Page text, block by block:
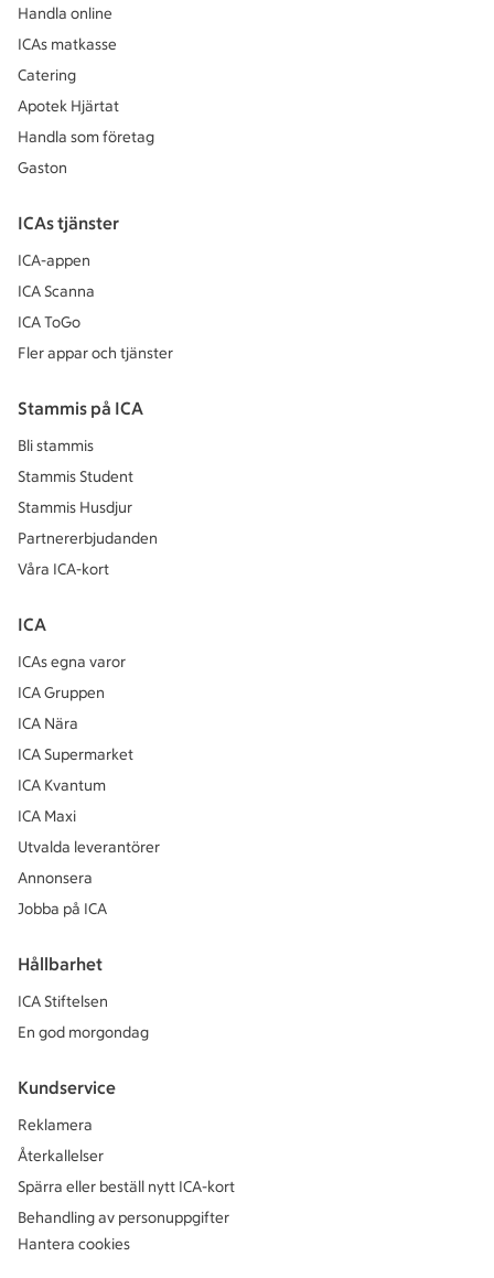
Handla online
ICAs matkasse
Catering
Apotek Hjärtat
Handla som företag
Gaston
ICAs tjänster
ICA-appen
ICA Scanna
ICA ToGo
Fler appar och tjänster
Stammis på ICA
Bli stammis
Stammis Student
Stammis Husdjur
Partnererbjudanden
Våra ICA-kort
ICA
ICAs egna varor
ICA Gruppen
ICA Nära
ICA Supermarket
ICA Kvantum
ICA Maxi
Utvalda leverantörer
Annonsera
Jobba på ICA
Hållbarhet
ICA Stiftelsen
En god morgondag
Kundservice
Reklamera
Återkallelser
Spärra eller beställ nytt ICA-kort
Behandling av personuppgifter
Hantera cookies